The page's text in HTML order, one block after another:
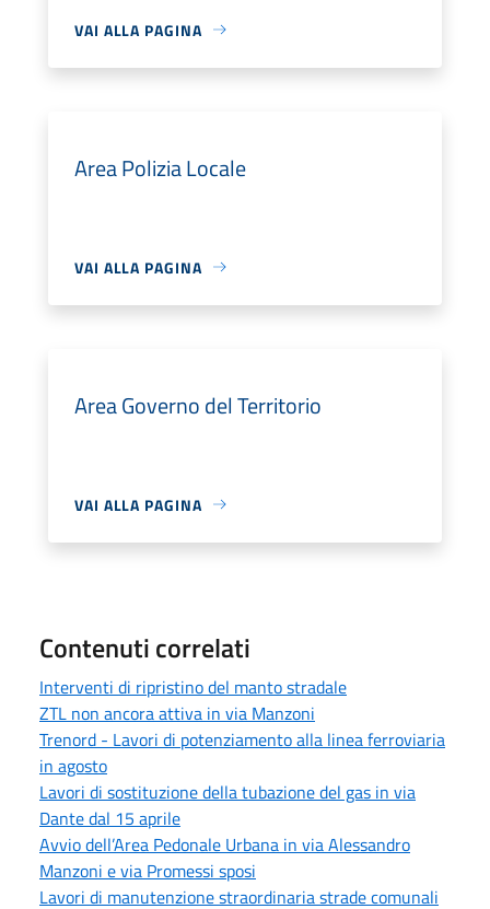
VAI ALLA PAGINA
Area Polizia Locale
VAI ALLA PAGINA
Area Governo del Territorio
VAI ALLA PAGINA
Contenuti correlati
Interventi di ripristino del manto stradale
ZTL non ancora attiva in via Manzoni
Trenord - Lavori di potenziamento alla linea ferroviaria
in agosto
Lavori di sostituzione della tubazione del gas in via
Dante dal 15 aprile
Avvio dell’Area Pedonale Urbana in via Alessandro
Manzoni e via Promessi sposi
Lavori di manutenzione straordinaria strade comunali